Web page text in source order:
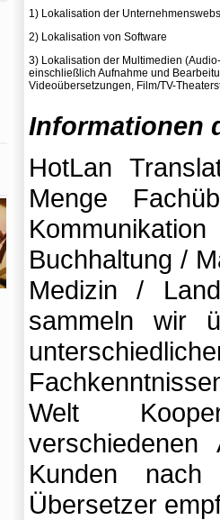
1) Lokalisation der
2) Lokalisation von Software
3) Lokalisation der Multimedien
einschließlich Aufnahme und
Videoübersetzungen, Film/TV-
Informationen
HotLan
Menge
Buchhaltung /
Medizin /
sammeln wir
Welt
Kunden
Übersetzer